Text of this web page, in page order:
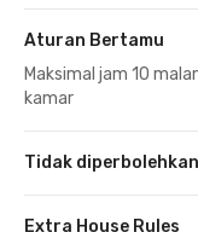
Aturan Bertamu
Maksimal jam 10
kamar
Tidak
Extra House Rules